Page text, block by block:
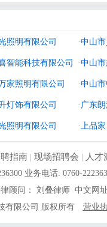
照明有限公司 ·中山
智能科技有限公司 ·中山
家照明有限公司 ·中山
灯饰有限公司 ·广东
照明有限公司 ·上品
指南| 现场招聘会 | 人才
业务电话: 0760-
顾问： 刘叠律师 中文网
有限公司 版权所有
营业